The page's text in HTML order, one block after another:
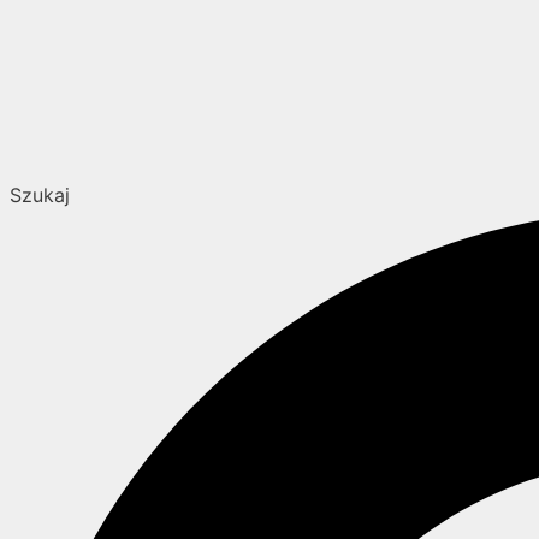
Szukaj